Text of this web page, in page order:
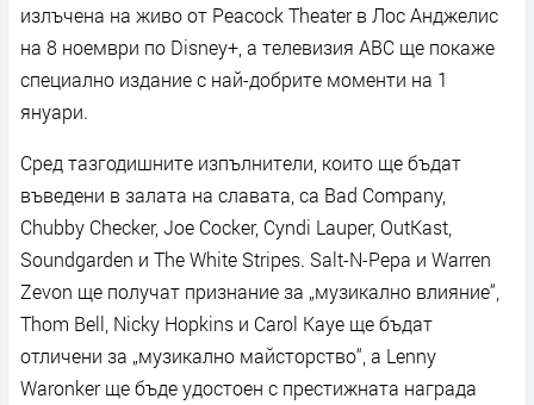
излъчена на живо от Peacock Theater в Лос Анджелис
на 8 ноември по Disney+, а телевизия ABC ще покаже
специално издание с най-добрите моменти на 1
януари.
Сред тазгодишните изпълнители, които ще бъдат
въведени в залата на славата, са Bad Company,
Chubby Checker, Joe Cocker, Cyndi Lauper, OutKast,
Soundgarden и The White Stripes. Salt-N-Pepa и Warren
Zevon ще получат признание за „музикално влияние“,
Thom Bell, Nicky Hopkins и Carol Kaye ще бъдат
отличени за „музикално майсторство“, а Lenny
Waronker ще бъде удостоен с престижната награда